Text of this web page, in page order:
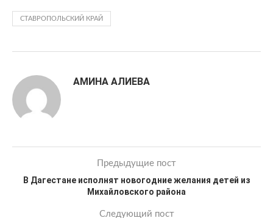
СТАВРОПОЛЬСКИЙ КРАЙ
АМИНА АЛИЕВА
Предыдущие пост
В Дагестане исполнят новогодние желания детей из
Михайловского района
Следующий пост